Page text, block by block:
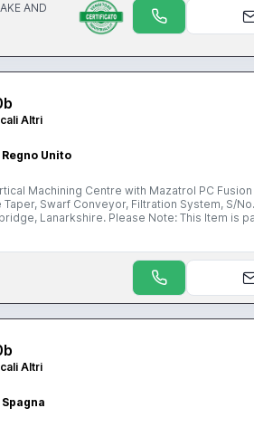
AND
Altri
Regno Unito
Machining Centre with Mazatrol PC
Swarf Conveyor, Filtration System, S/No. 149019
of an online auction ending: Tuesday 19th December 2017 at
Altri
Spagna